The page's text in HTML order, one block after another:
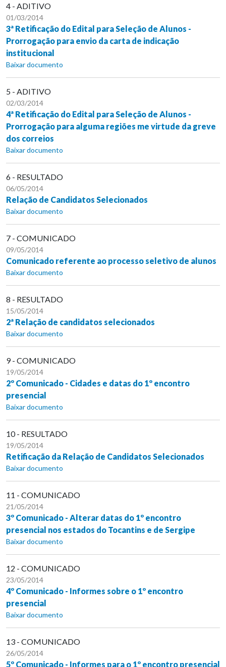
4 - ADITIVO
01/03/2014
3ª Retificação do Edital para Seleção de Alunos -
Prorrogação para envio da carta de indicação
institucional
Baixar documento
5 - ADITIVO
02/03/2014
4ª Retificação do Edital para Seleção de Alunos -
Prorrogação para alguma regiões me virtude da greve
dos correios
Baixar documento
6 - RESULTADO
06/05/2014
Relação de Candidatos Selecionados
Baixar documento
7 - COMUNICADO
09/05/2014
Comunicado referente ao processo seletivo de alunos
Baixar documento
8 - RESULTADO
15/05/2014
2ª Relação de candidatos selecionados
Baixar documento
9 - COMUNICADO
19/05/2014
2º Comunicado - Cidades e datas do 1º encontro
presencial
Baixar documento
10 - RESULTADO
19/05/2014
Retificação da Relação de Candidatos Selecionados
Baixar documento
11 - COMUNICADO
21/05/2014
3º Comunicado - Alterar datas do 1º encontro
presencial nos estados do Tocantins e de Sergipe
Baixar documento
12 - COMUNICADO
23/05/2014
4º Comunicado - Informes sobre o 1º encontro
presencial
Baixar documento
13 - COMUNICADO
26/05/2014
5º Comunicado - Informes para o 1º encontro presencial